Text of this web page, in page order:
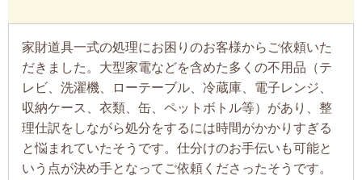
家財道具一式の処理にお困りのお客様からご依頼いた
だきました。大型家電などを含めた多くの不用品（テ
レビ、洗濯機、ローテーブル、冷蔵庫、電子レンジ、
収納ケース、衣類、缶、ペットボトル等）があり、整
理仕訳をしながら処分をするには時間がかかりすぎる
と悩まれていたそうです。仕分けのお手伝いも可能と
いう点が決め手となってご依頼くださったそうです。